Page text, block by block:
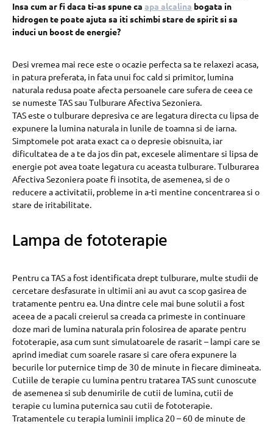
Insa cum ar fi daca ti-as spune ca apa alcalina bogata in
hidrogen te poate ajuta sa iti schimbi stare de spirit si sa
induci un boost de energie?
Desi vremea mai rece este o ocazie perfecta sa te relaxezi acasa,
in patura preferata, in fata unui foc cald si primitor, lumina
naturala redusa poate afecta persoanele care sufera de ceea ce
se numeste TAS sau Tulburare Afectiva Sezoniera.
TAS este o tulburare depresiva ce are legatura directa cu lipsa de
expunere la lumina naturala in lunile de toamna si de iarna.
Simptomele pot arata exact ca o depresie obisnuita, iar
dificultatea de a te da jos din pat, excesele alimentare si lipsa de
energie pot avea toate legatura cu aceasta tulburare. Tulburarea
Afectiva Sezoniera poate fi insotita, de asemenea, si de o
reducere a activitatii, probleme in a-ti mentine concentrarea si o
stare de iritabilitate.
Lampa de fototerapie
Pentru ca TAS a fost identificata drept tulburare, multe studii de
cercetare desfasurate in ultimii ani au avut ca scop gasirea de
tratamente pentru ea. Una dintre cele mai bune solutii a fost
aceea de a pacali creierul sa creada ca primeste in continuare
doze mari de lumina naturala prin folosirea de aparate pentru
fototerapie, asa cum sunt simulatoarele de rasarit – lampi care se
aprind imediat cum soarele rasare si care ofera expunere la
becurile lor puternice timp de 30 de minute in fiecare dimineata.
Cutiile de terapie cu lumina pentru tratarea TAS sunt cunoscute
de asemenea si sub denumirile de cutii de lumina, cutii de
terapie cu lumina puternica sau cutii de fototerapie.
Tratamentele cu terapia luminii implica 20 – 60 de minute de